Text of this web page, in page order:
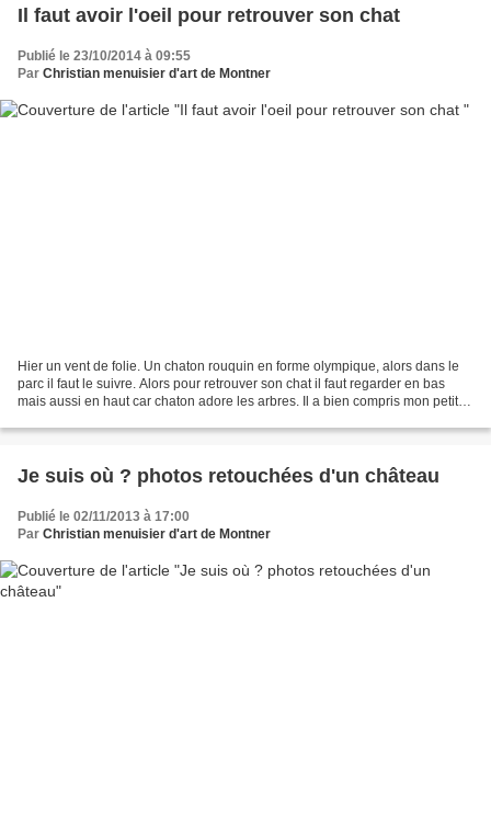
Il faut avoir l'oeil pour retrouver son chat
Publié le 23/10/2014 à 09:55
Par Christian menuisier d'art de Montner
Hier un vent de folie. Un chaton rouquin en forme olympique, alors dans le
parc il faut le suivre. Alors pour retrouver son chat il faut regarder en bas
mais aussi en haut car chaton adore les arbres. Il a bien compris mon petit
Je suis où ? photos retouchées d'un château
Publié le 02/11/2013 à 17:00
Par Christian menuisier d'art de Montner